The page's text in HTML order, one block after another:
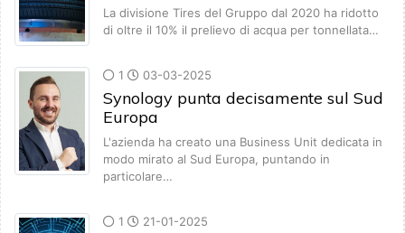
La divisione Tires del Gruppo dal 2020 ha ridotto
di oltre il 10% il prelievo di acqua per tonnellata…
1 03-03-2025
Synology punta decisamente sul Sud
Europa
L'azienda ha creato una Business Unit dedicata in
modo mirato al Sud Europa, puntando in
particolare…
1 21-01-2025